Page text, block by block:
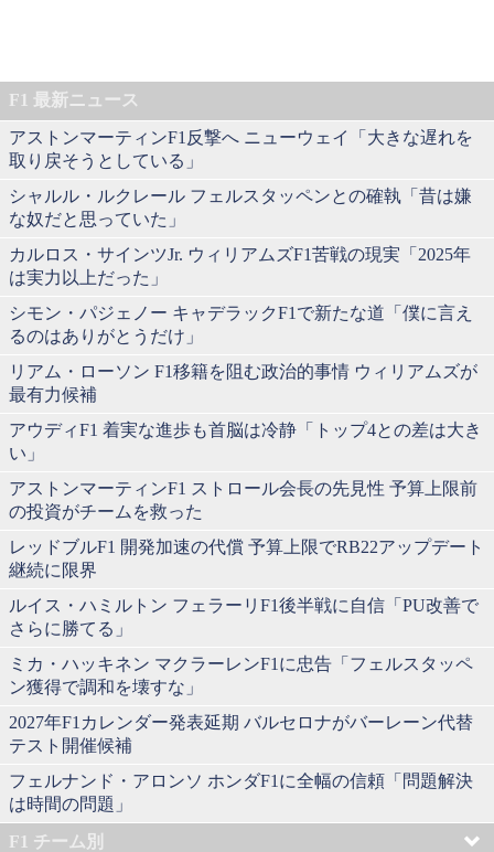
F1 最新ニュース
アストンマーティンF1反撃へ ニューウェイ「大きな遅れを
取り戻そうとしている」
シャルル・ルクレール フェルスタッペンとの確執「昔は嫌
な奴だと思っていた」
カルロス・サインツJr. ウィリアムズF1苦戦の現実「2025年
は実力以上だった」
シモン・パジェノー キャデラックF1で新たな道「僕に言え
るのはありがとうだけ」
リアム・ローソン F1移籍を阻む政治的事情 ウィリアムズが
最有力候補
アウディF1 着実な進歩も首脳は冷静「トップ4との差は大き
い」
アストンマーティンF1 ストロール会長の先見性 予算上限前
の投資がチームを救った
レッドブルF1 開発加速の代償 予算上限でRB22アップデート
継続に限界
ルイス・ハミルトン フェラーリF1後半戦に自信「PU改善で
さらに勝てる」
ミカ・ハッキネン マクラーレンF1に忠告「フェルスタッペ
ン獲得で調和を壊すな」
2027年F1カレンダー発表延期 バルセロナがバーレーン代替
テスト開催候補
フェルナンド・アロンソ ホンダF1に全幅の信頼「問題解決
は時間の問題」
F1 チーム別